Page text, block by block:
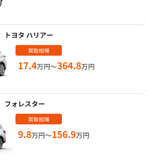
トヨタ ハリアー
買取相場
17.4万円～364.8万円
フォレスター
買取相場
9.8万円～156.9万円